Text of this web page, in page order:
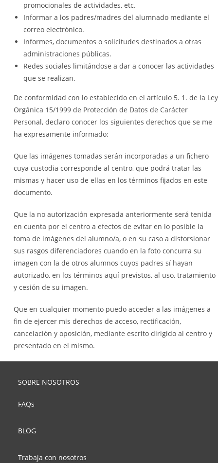
promocionales de actividades, etc.
Informar a los padres/madres del alumnado mediante el
correo electrónico.
Informes, documentos o solicitudes destinados a otras
administraciones públicas.
Redes sociales limitándose a dar a conocer las actividades
que se realizan.
De conformidad con lo establecido en el artículo 5. 1. de la Ley
Orgánica 15/1999 de Protección de Datos de Carácter
Personal, declaro conocer los siguientes derechos que se me
ha expresamente informado:
Que las imágenes tomadas serán incorporadas a un fichero
cuya custodia corresponde al centro, que podrá tratar las
mismas y hacer uso de ellas en los términos fijados en este
documento.
Que la no autorización expresada anteriormente será tenida
en cuenta por el centro a efectos de evitar en lo posible la
toma de imágenes del alumno/a, o en su caso a distorsionar
sus rasgos diferenciadores cuando en la foto concurra su
imagen con la de otros alumnos cuyos padres sí hayan
autorizado, en los términos aquí previstos, al uso, tratamiento
y cesión de su imagen.
Que en cualquier momento puedo acceder a las imágenes a
fin de ejercer mis derechos de acceso, rectificación,
cancelación y oposición, mediante escrito dirigido al centro y
presentado en el mismo.
SOBRE NOSOTROS
FAQs
BLOG
Trabaja con nosotros